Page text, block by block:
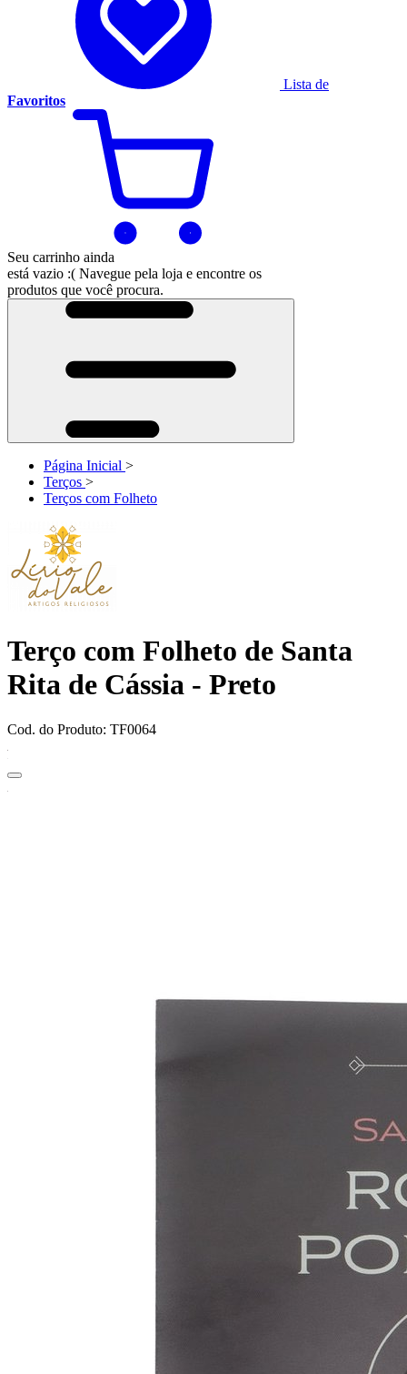
Lista de
Favoritos
Seu carrinho ainda
está vazio :( Navegue pela loja e encontre os
produtos que você procura.
Página Inicial >
Terços >
Terços com Folheto
Terço com Folheto de Santa
Rita de Cássia - Preto
Cod. do Produto: TF0064